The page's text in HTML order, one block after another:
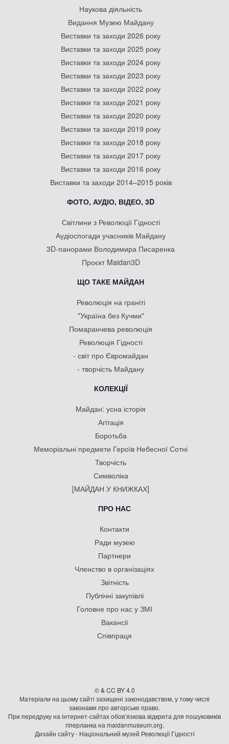
Наукова діяльність
Видання Музею Майдану
Виставки та заходи 2026 року
Виставки та заходи 2025 року
Виставки та заходи 2024 року
Виставки та заходи 2023 року
Виставки та заходи 2022 року
Виставки та заходи 2021 року
Виставки та заходи 2020 року
Виставки та заходи 2019 року
Виставки та заходи 2018 року
Виставки та заходи 2017 року
Виставки та заходи 2016 року
Виставки та заходи 2014–2015 років
ФОТО, АУДІО, ВІДЕО, 3D
Світлини з Революції Гідності
Аудіоспогади учасників Майдану
3D-панорами Володимира Писаренка
Проєкт Maidan3D
ЩО ТАКЕ МАЙДАН
Революція на граніті
"Україна без Кучми"
Помаранчева революція
Революція Гідності
- світ про Євромайдан
- творчість Майдану
КОЛЕКЦІЇ
Майдан: усна історія
Агітація
Боротьба
Меморіальні предмети Героїв Небесної Сотні
Творчість
Символіка
[МАЙДАН У КНИЖКАХ]
ПРО НАС
Контакти
Ради музею
Партнери
Членство в організаціях
Звітність
Публічні закупівлі
Головне про нас у ЗМІ
Вакансії
Співпраця
© & CC BY 4.0
Матеріали на цьому сайті захищені законодавством, у тому числі
законами про авторське право.
При передруку на iнтернет-сайтах обов’язкова відкрита для пошуковиків
гiперланка на maidanmuseum.org.
Дизайн сайту - Національний музей Революції Гідності